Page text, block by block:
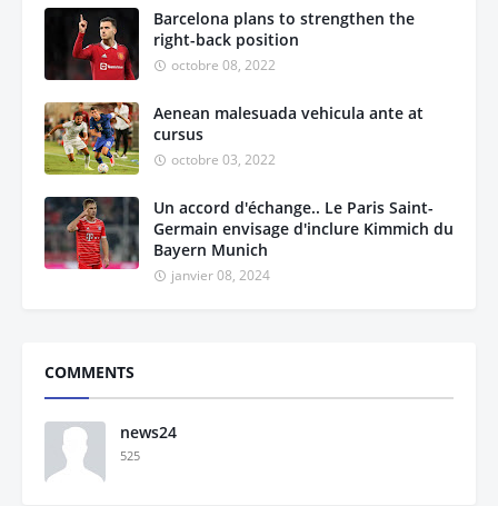
Barcelona plans to strengthen the
right-back position
octobre 08, 2022
Aenean malesuada vehicula ante at
cursus
octobre 03, 2022
Un accord d'échange.. Le Paris Saint-
Germain envisage d'inclure Kimmich du
Bayern Munich
janvier 08, 2024
COMMENTS
news24
525